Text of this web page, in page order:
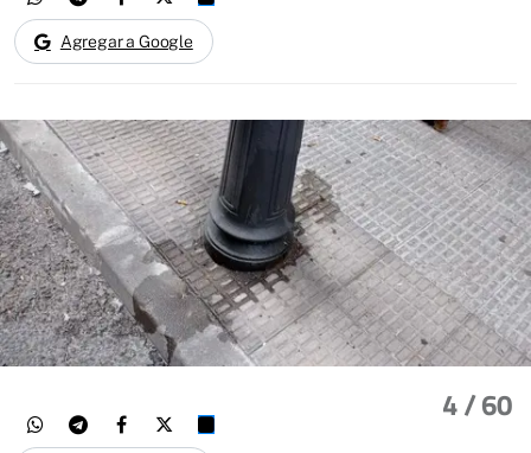
Agregar a Google
4/ 60